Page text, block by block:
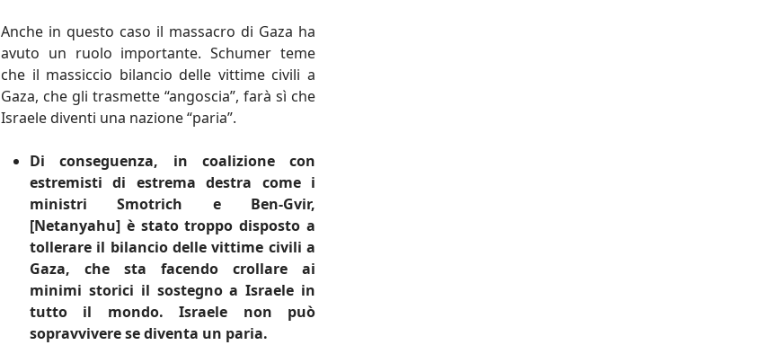
Anche in questo caso il massacro di Gaza ha
avuto un ruolo importante. Schumer teme
che il massiccio bilancio delle vittime civili a
Gaza, che gli trasmette “angoscia”, farà sì che
Israele diventi una nazione “paria”.
Di conseguenza, in coalizione con
estremisti di estrema destra come i
ministri Smotrich e Ben-Gvir,
[Netanyahu] è stato troppo disposto a
tollerare il bilancio delle vittime civili a
Gaza, che sta facendo crollare ai
minimi storici il sostegno a Israele in
tutto il mondo. Israele non può
sopravvivere se diventa un paria.